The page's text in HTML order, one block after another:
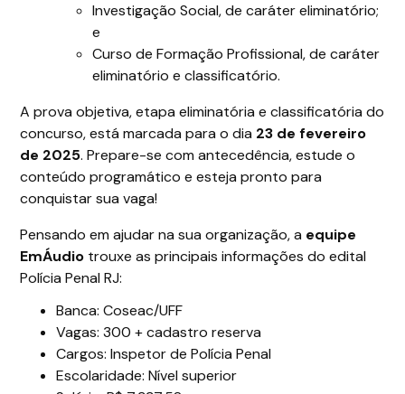
Investigação Social, de caráter eliminatório;
e
Curso de Formação Profissional, de caráter
eliminatório e classificatório.
A prova objetiva, etapa eliminatória e classificatória do
concurso, está marcada para o dia 23 de fevereiro
de 2025. Prepare-se com antecedência, estude o
conteúdo programático e esteja pronto para
conquistar sua vaga!
Pensando em ajudar na sua organização, a equipe
EmÁudio trouxe as principais informações do edital
Polícia Penal RJ:
Banca: Coseac/UFF
Vagas: 300 + cadastro reserva
Cargos: Inspetor de Polícia Penal
Escolaridade: Nível superior